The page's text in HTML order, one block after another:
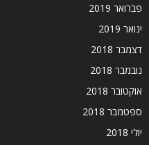
פברואר 2019
ינואר 2019
דצמבר 2018
נובמבר 2018
אוקטובר 2018
ספטמבר 2018
יולי 2018